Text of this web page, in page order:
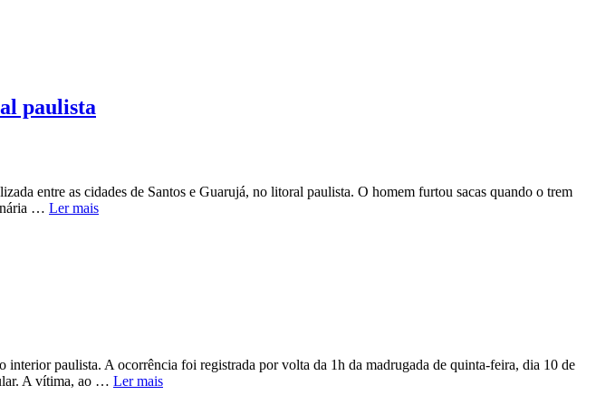
paulista
entre as cidades de Santos e Guarujá, no litoral paulista. O homem furtou sacas quando o trem
… Ler mais
paulista. A ocorrência foi registrada por volta da 1h da madrugada de quinta-feira, dia 10 de
A vítima, ao … Ler mais